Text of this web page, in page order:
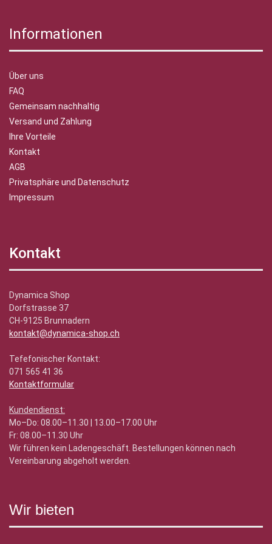
Informationen
Über uns
FAQ
Gemeinsam nachhaltig
Versand und Zahlung
Ihre Vorteile
Kontakt
AGB
Privatsphäre und Datenschutz
Impressum
Kontakt
Dynamica Shop
Dorfstrasse 37
CH-9125 Brunnadern
kontakt@dynamica-shop.ch
Tefefonischer Kontakt:
071 565 41 36
Kontaktformular
Kundendienst:
Mo–Do: 08.00–11.30 | 13.00–17.00 Uhr
Fr: 08.00–11.30 Uhr
Wir führen kein Ladengeschäft. Bestellungen können nach
Vereinbarung abgeholt werden.
Wir bieten